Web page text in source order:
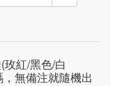
紅/黑色/白
無備注就隨機出